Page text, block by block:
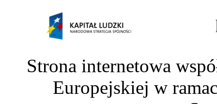
Strona internetowa
Europejskiej w